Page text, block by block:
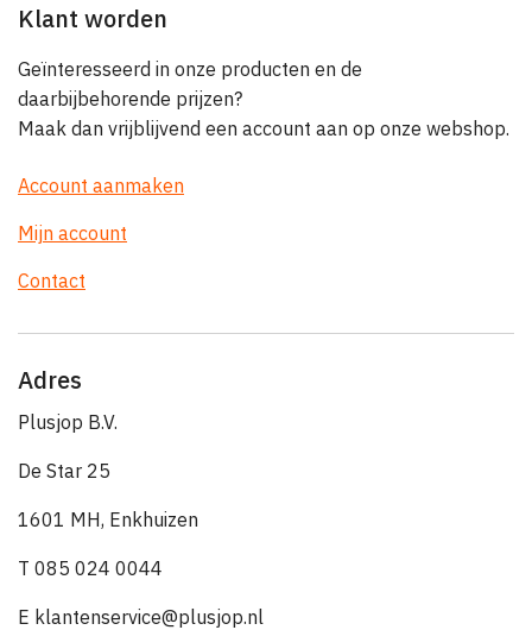
Klant worden
Geïnteresseerd in onze producten en de
daarbijbehorende prijzen?
Maak dan vrijblijvend een account aan op onze webshop.
Account aanmaken
Mijn account
Contact
Adres
Plusjop B.V.
De Star 25
1601 MH, Enkhuizen
T 085 024 0044
E klantenservice@plusjop.nl